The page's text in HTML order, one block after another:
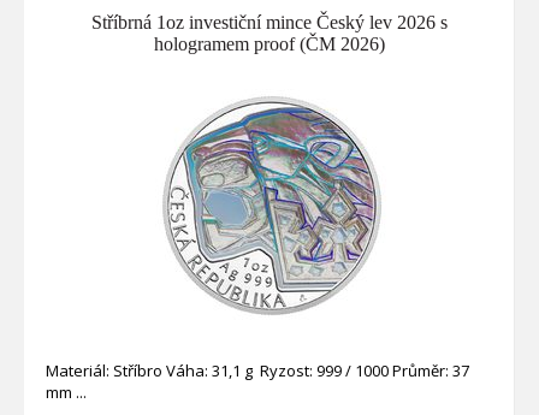
Stříbrná 1oz investiční mince Český lev 2026 s
hologramem proof (ČM 2026)
Materiál: Stříbro Váha: 31,1 g Ryzost: 999 / 1000 Průměr: 37
mm